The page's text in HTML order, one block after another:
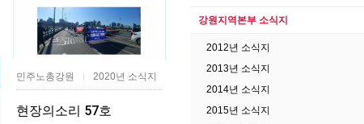
민주노총강원 | 2020년 소식지
현장의소리 57호
강원지역본부 소식지
2012년 소식지
2013년 소식지
2014년 소식지
2015년 소식지